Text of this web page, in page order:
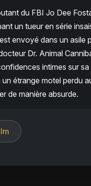
du FBI Jo Dee
un tueur en série
envoyé dans un asile
Dr. Animal
intimes sur
étrange motel perdu
de manière absurde.